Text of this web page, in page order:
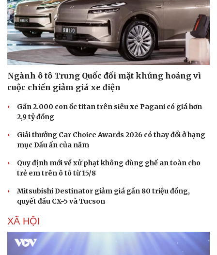
Ngành ô tô Trung Quốc đối mặt khủng hoảng vì
cuộc chiến giảm giá xe điện
Gần 2.000 con ốc titan trên siêu xe Pagani có giá hơn
2,9 tỷ đồng
Giải thưởng Car Choice Awards 2026 có thay đổi ở hạng
mục Dấu ấn của năm
Quy định mới về xử phạt không dùng ghế an toàn cho
trẻ em trên ô tô từ 15/8
Mitsubishi Destinator giảm giá gần 80 triệu đồng,
quyết đấu CX-5 và Tucson
XÃ HỘI